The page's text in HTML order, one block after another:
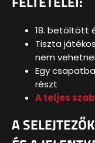
18. betöltött
Tiszta
nem
Egy
részt
A teljes
A